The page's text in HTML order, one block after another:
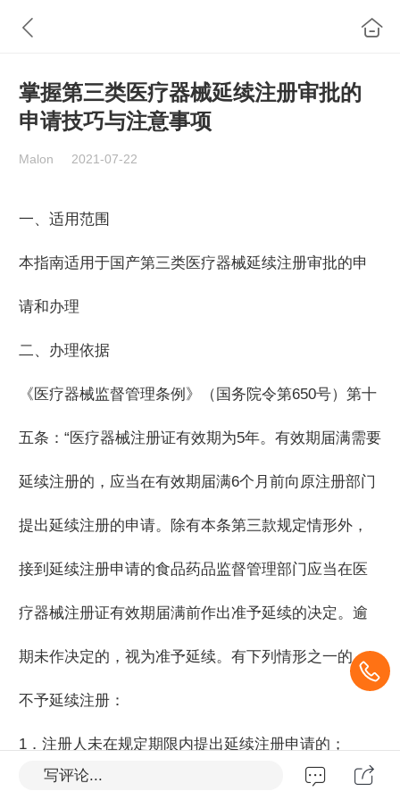
掌握第三类医疗器械延续注册审批的
申请技巧与注意事项
Malon 2021-07-22
一、适用范围
本指南适用于国产第三类医疗器械延续注册审批的申
请和办理
二、办理依据
《医疗器械监督管理条例》（国务院令第650号）第十
五条：“医疗器械注册证有效期为5年。有效期届满需要
延续注册的，应当在有效期届满6个月前向原注册部门
提出延续注册的申请。除有本条第三款规定情形外，
接到延续注册申请的食品药品监督管理部门应当在医
疗器械注册证有效期届满前作出准予延续的决定。逾
期未作决定的，视为准予延续。有下列情形之一的，
不予延续注册：
1．注册人未在规定期限内提出延续注册申请的；
2．医疗器械强制性标准已经修订，申请延续注册的医
写评论...